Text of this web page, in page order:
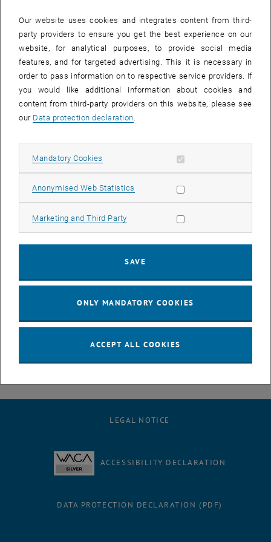
Grasser: "Innovative Softwarewerkzeuge zur Analyse und
Optimierung mikroelektronischer Bauelemente"
Institut für Wekstoffwissenschaft und Wekstofftechnologie, o. Univ.-
Prof. Dipl.-Ing. Dr. H.Peter Degischer: "Substitution eines
Eisenbasis-Stators duch einen pulvermetallurgisch, aus Aluminium
hergestellten Nockenwellenverstellers für Verbrennungsmotoren
wurden.
Komm.-Rat Herbert Schimetschek, Präsident der OeNB
(Juryvorsitzender)
Prof. Dipl.-Ing. Dr. Helmut List, Geschäftsführender Gesellschafter
der List Capital & Consulting GmbH
GD Dkfm. Dr. Claus J. Raidl, Vorstandsvorsitzender der Böhler-
Rektorenkonferenz
LEGAL NOTICE
ACCESSIBILITY DECLARATION
DATA PROTECTION DECLARATION (PDF)
Our website uses cookies and integrates content from third-
party providers to ensure you get the best experience on our
website, for analytical purposes, to provide social media
features, and for targeted advertising. This it is necessary in
order to pass information on to respective service providers. If
you would like additional information about cookies and
content from third-party providers on this website, please see
our Data protection declaration.
Mandatory Cookies Allow mandatory cookies
Anonymised Web Statistics Allow statistic cookies
Marketing and Third Party Allow marketing cookies
SAVE
ONLY MANDATORY COOKIES
ACCEPT ALL COOKIES